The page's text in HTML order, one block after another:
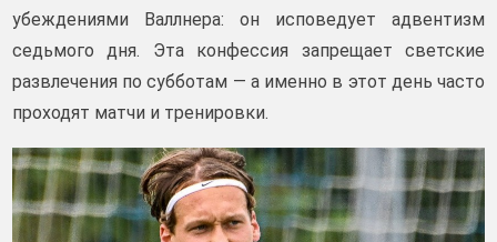
убеждениями Валлнера: он исповедует адвентизм
седьмого дня. Эта конфессия запрещает светские
развлечения по субботам — а именно в этот день часто
проходят матчи и тренировки.